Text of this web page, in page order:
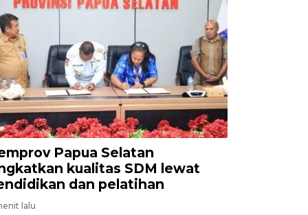
Papua Selatan
kualitas SDM lewat
dan pelatihan
lalu